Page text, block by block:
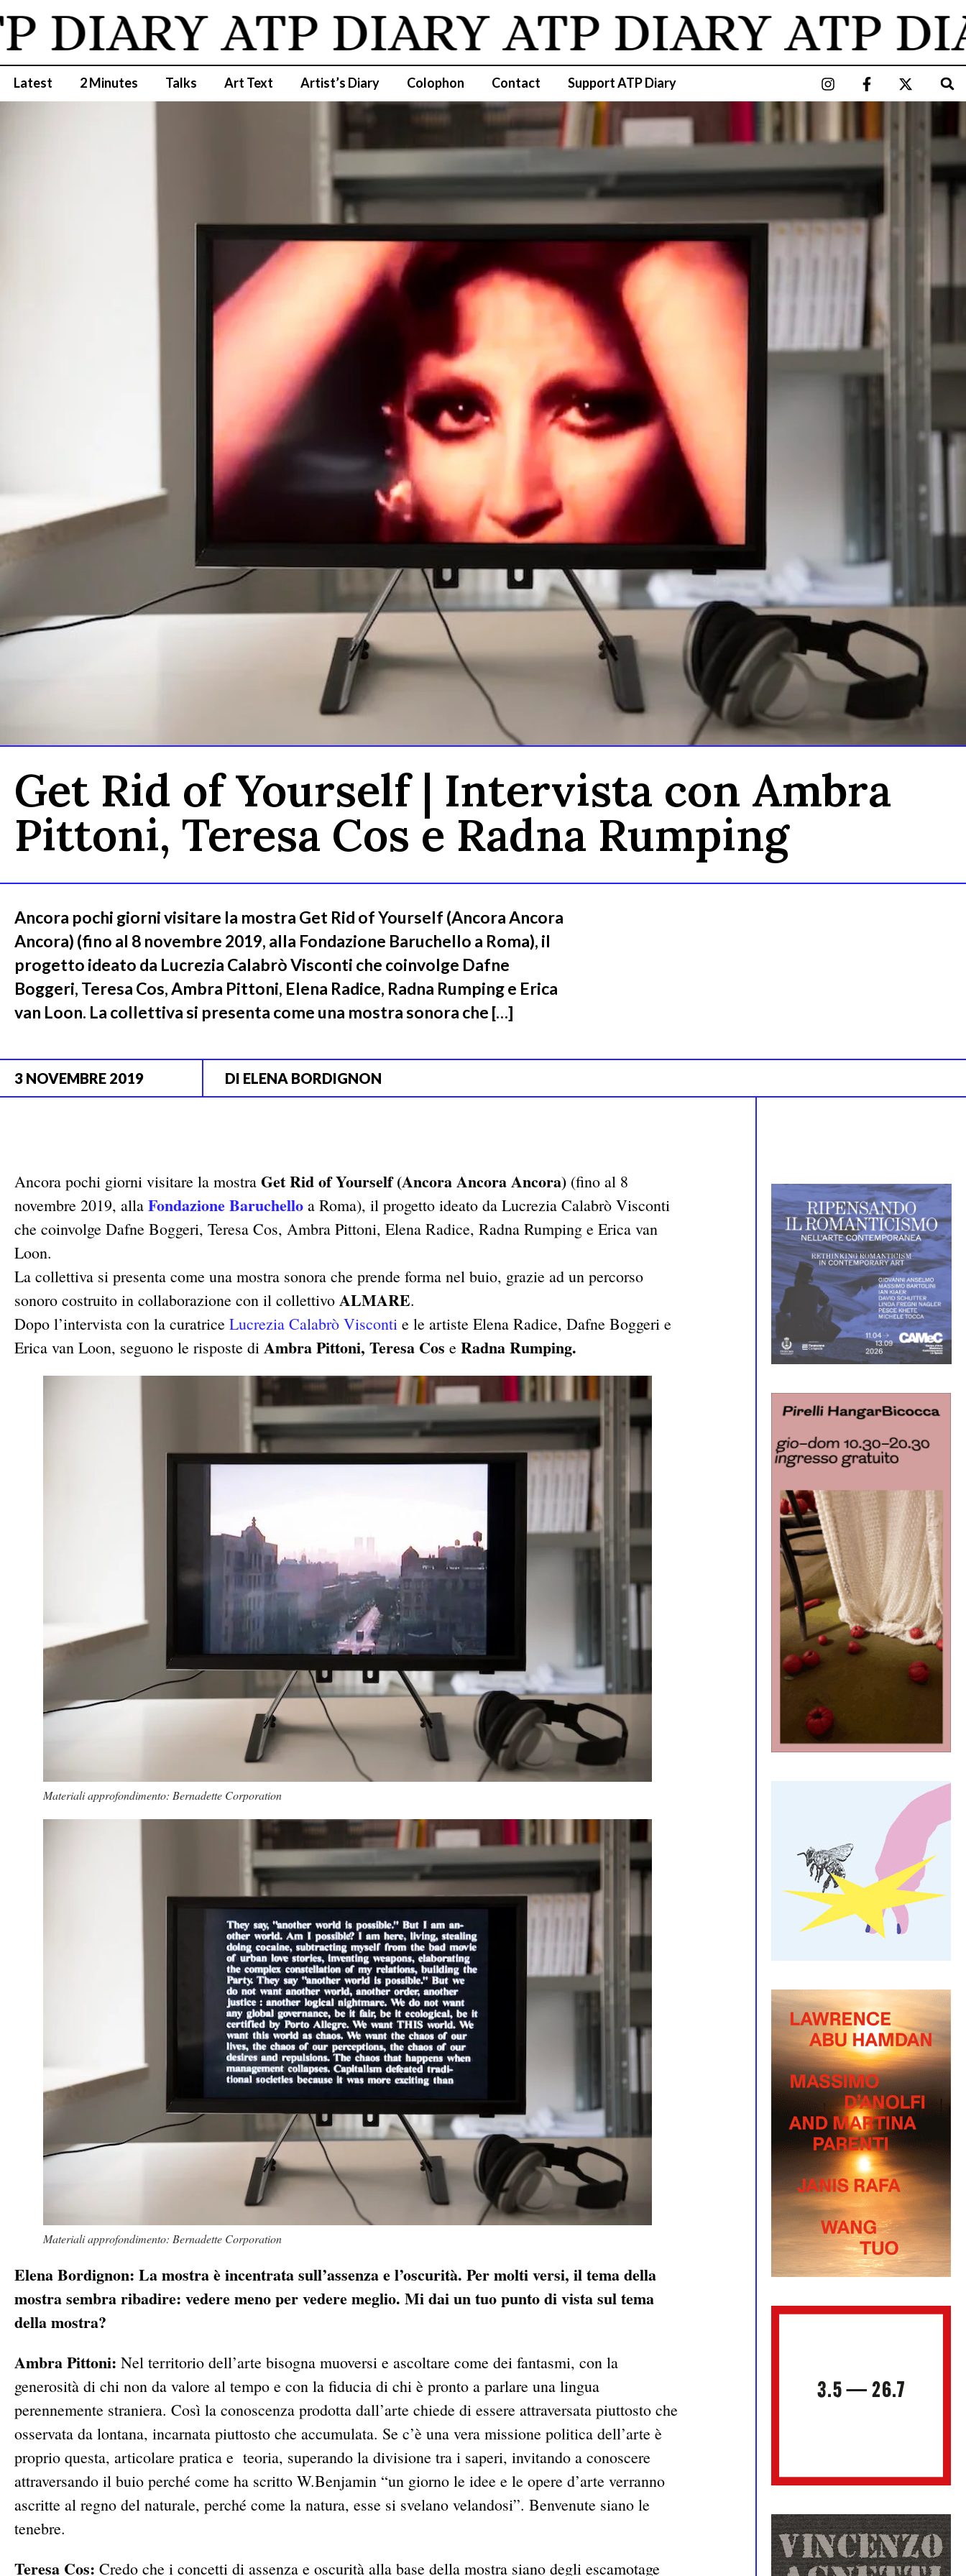
ATP DIARY ATP DIARY ATP
Latest 2 Minutes Talks Art Text Artist’s Diary Colophon Contact Support ATP Diary
Get Rid of Yourself | Intervista con Ambra
Pittoni, Teresa Cos e Radna Rumping
Ancora pochi giorni visitare la mostra Get Rid of Yourself (Ancora Ancora
Ancora) (fino al 8 novembre 2019, alla Fondazione Baruchello a Roma), il
progetto ideato da Lucrezia Calabrò Visconti che coinvolge Dafne
Boggeri, Teresa Cos, Ambra Pittoni, Elena Radice, Radna Rumping e Erica
van Loon. La collettiva si presenta come una mostra sonora che […]
3 NOVEMBRE 2019 DI ELENA BORDIGNON
Ancora pochi giorni visitare la mostra Get Rid of Yourself (Ancora Ancora Ancora) (fino al 8
novembre 2019, alla Fondazione Baruchello a Roma), il progetto ideato da Lucrezia Calabrò Visconti
che coinvolge Dafne Boggeri, Teresa Cos, Ambra Pittoni, Elena Radice, Radna Rumping e Erica van
Loon.
La collettiva si presenta come una mostra sonora che prende forma nel buio, grazie ad un percorso
sonoro costruito in collaborazione con il collettivo ALMARE.
Dopo l’intervista con la curatrice Lucrezia Calabrò Visconti e le artiste Elena Radice, Dafne Boggeri e
Erica van Loon, seguono le risposte di Ambra Pittoni, Teresa Cos e Radna Rumping.
Materiali approfondimento: Bernadette Corporation
Materiali approfondimento: Bernadette Corporation
Elena Bordignon: La mostra è incentrata sull’assenza e l’oscurità. Per molti versi, il tema della
mostra sembra ribadire: vedere meno per vedere meglio. Mi dai un tuo punto di vista sul tema
della mostra?
Ambra Pittoni: Nel territorio dell’arte bisogna muoversi e ascoltare come dei fantasmi, con la
generosità di chi non da valore al tempo e con la fiducia di chi è pronto a parlare una lingua
perennemente straniera. Così la conoscenza prodotta dall’arte chiede di essere attraversata piuttosto che
osservata da lontana, incarnata piuttosto che accumulata. Se c’è una vera missione politica dell’arte è
proprio questa, articolare pratica e teoria, superando la divisione tra i saperi, invitando a conoscere
attraversando il buio perché come ha scritto W.Benjamin “un giorno le idee e le opere d’arte verranno
ascritte al regno del naturale, perché come la natura, esse si svelano velandosi”. Benvenute siano le
tenebre.
Teresa Cos: Credo che i concetti di assenza e oscurità alla base della mostra siano degli escamotage